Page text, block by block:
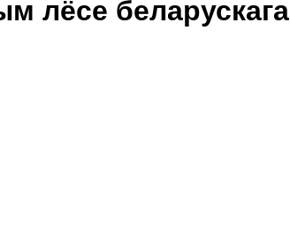
лёсе беларускага